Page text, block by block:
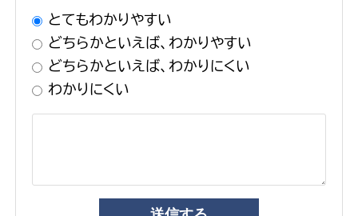
とてもわかりやすい
どちらかといえば、わかりやすい
どちらかといえば、わかりにくい
わかりにくい